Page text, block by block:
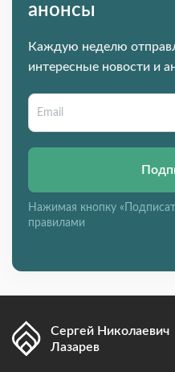
анонсы
Каждую неделю
интересные новости и
Нажимая кнопку
правилами
Сергей Николаевич
Лазарев